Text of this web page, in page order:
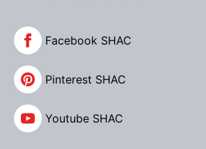
Facebook SHAC
Pinterest SHAC
Youtube SHAC